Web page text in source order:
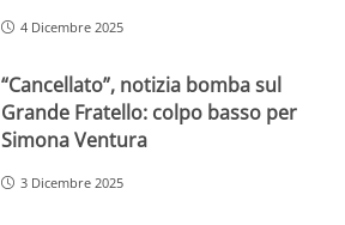
4 Dicembre 2025
“Cancellato”, notizia bomba sul
Grande Fratello: colpo basso per
Simona Ventura
3 Dicembre 2025